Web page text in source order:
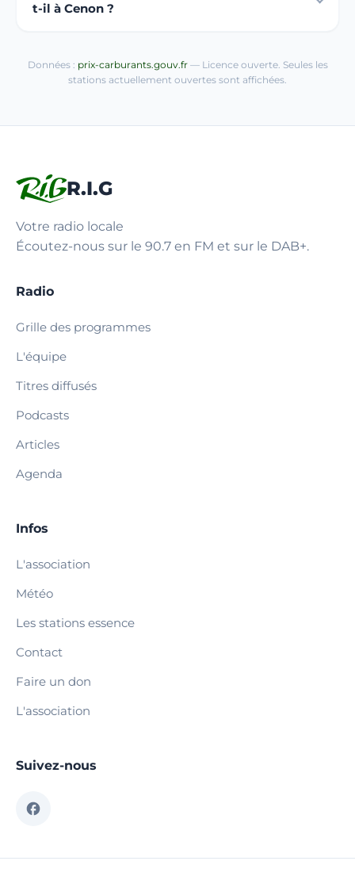
t-il à Cenon ?
Données : prix-carburants.gouv.fr— Licence ouverte. Seules les
stations actuellement ouvertes sont affichées.
R.I.G
Votre radio locale
Écoutez-nous sur le 90.7 en FM et sur le DAB+.
Radio
Grille des programmes
L'équipe
Titres diffusés
Podcasts
Articles
Agenda
Infos
L'association
Météo
Les stations essence
Contact
Faire un don
L'association
Suivez-nous